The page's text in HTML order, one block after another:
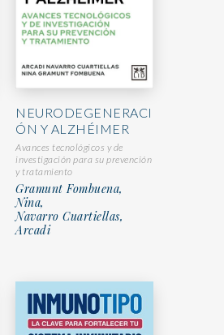
NEURODEGENERACI
ÓN Y ALZHÉIMER
Avances tecnológicos y de
investigación para su prevención
y tratamiento
Gramunt Fombuena,
Nina,
Navarro Cuartiellas,
Arcadi